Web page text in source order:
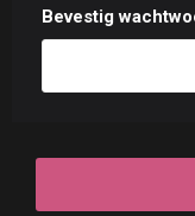
Bevestig